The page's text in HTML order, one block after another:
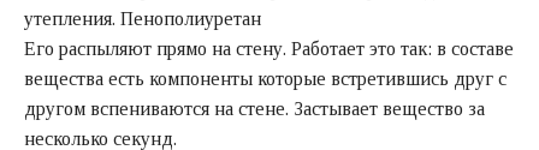
Его распыляют прямо на стену. Работает это так: в составе
вещества есть компоненты которые встретившись друг с
другом вспениваются на стене. Застывает вещество за
несколько секунд.